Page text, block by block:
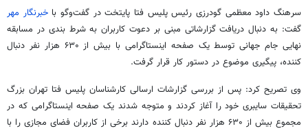
سرهنگ داودمعظمی گودرزی رئیس پلیس فتا پایتخت در گفت‌وگو با خبرنگار مهر
گفت: به دنبال دریافتگزارشاتی مبنی بر دعوت کاربران به شرط بندی در مسابقه
نهایی جام جهانی توسط یک صفحه اینستاگرامی با بیش از ۶۳۰ هزار نفر دنبال
کننده، پیگیری موضوع در دستور کار قرار گرفت.
وی تصریح کرد: پس از بررسی گزارشات ارسالی کارشناسان پلیس فتا تهران بزرگ
تحقیقات سایبری خود را آغاز کردند و متوجه شدند یک صفحه اینستاگرامی که در
مجموع بیش از ۶۳۰ هزار نفر دنبال کننده دارند برخی از کاربران فضای مجازی را با